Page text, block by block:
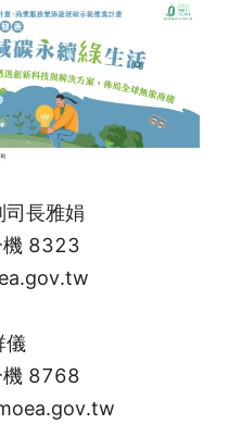
司長雅娟
8323
儀
8768